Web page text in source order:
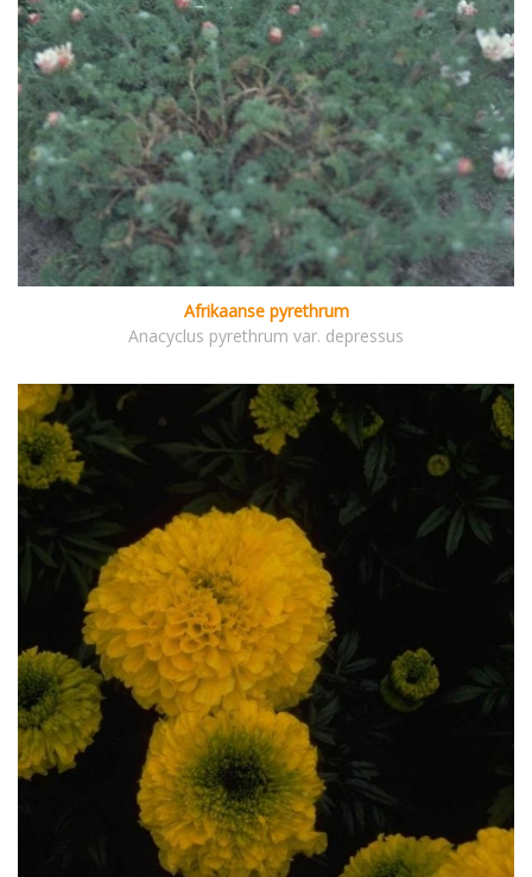
Afrikaanse pyrethrum
Anacyclus pyrethrum var. depressus